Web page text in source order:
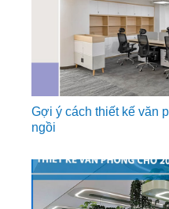
Gợi ý cách thiết kế văn
ngồi